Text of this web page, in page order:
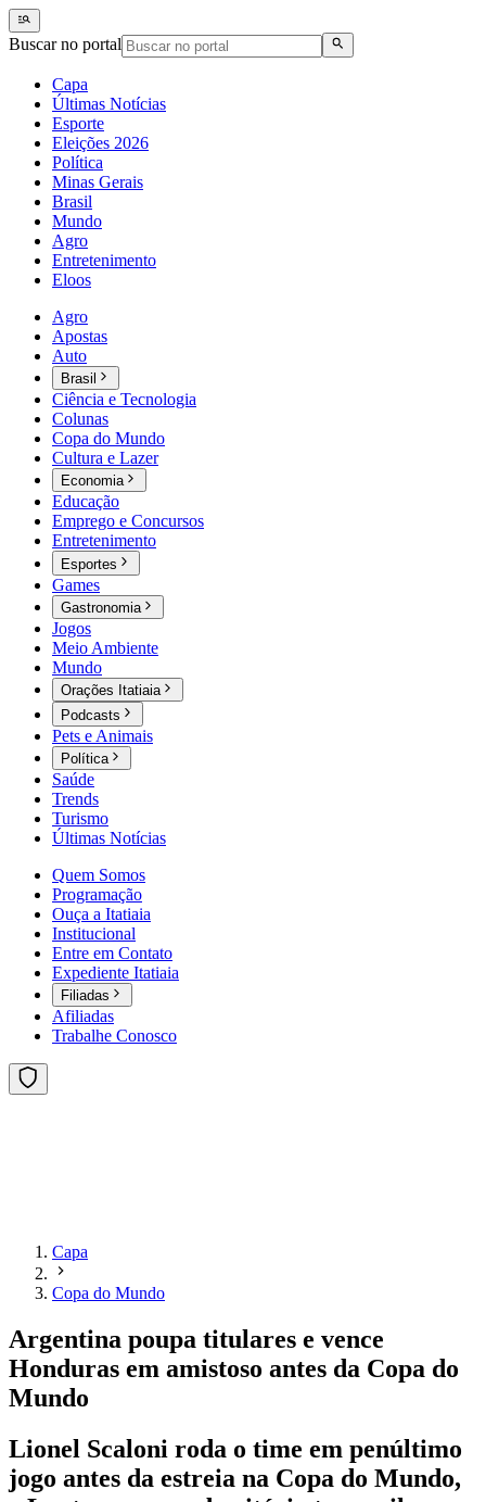
Buscar no portal
Capa
Últimas Notícias
Esporte
Eleições 2026
Política
Minas Gerais
Brasil
Mundo
Agro
Entretenimento
Eloos
Agro
Apostas
Auto
Brasil
Ciência e Tecnologia
Colunas
Copa do Mundo
Cultura e Lazer
Economia
Educação
Emprego e Concursos
Entretenimento
Esportes
Games
Gastronomia
Jogos
Meio Ambiente
Mundo
Orações Itatiaia
Podcasts
Pets e Animais
Política
Saúde
Trends
Turismo
Últimas Notícias
Quem Somos
Programação
Ouça a Itatiaia
Institucional
Entre em Contato
Expediente Itatiaia
Filiadas
Afiliadas
Trabalhe Conosco
Capa
Copa do Mundo
Argentina poupa titulares e vence
Honduras em amistoso antes da Copa do
Mundo
Lionel Scaloni roda o time em penúltimo
jogo antes da estreia na Copa do Mundo,